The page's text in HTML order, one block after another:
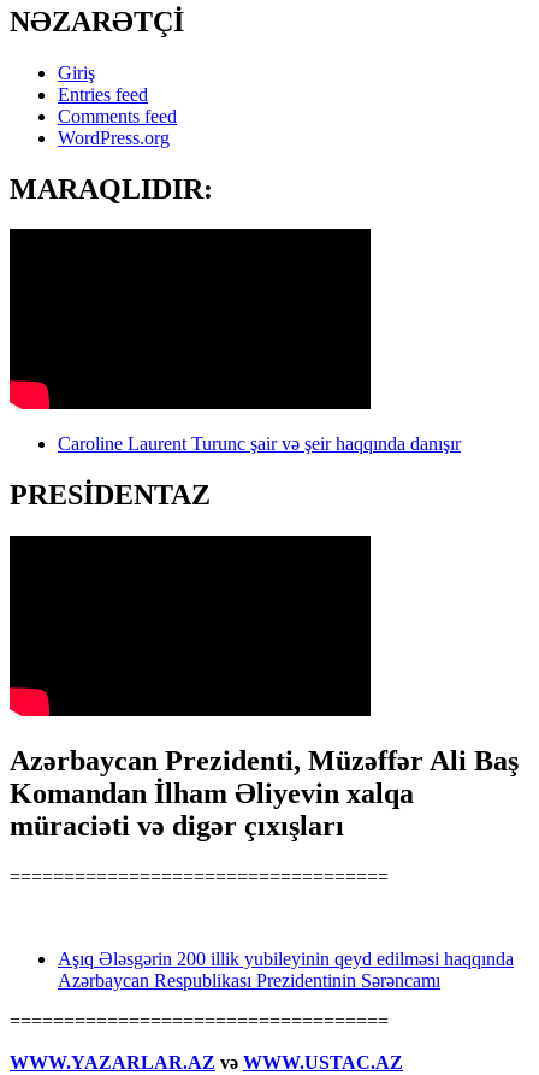
NƏZARƏTÇİ
Giriş
Entries feed
Comments feed
WordPress.org
MARAQLIDIR:
Caroline Laurent Turunc şair və şeir haqqında danışır
PRESİDENTAZ
Azərbaycan Prezidenti, Müzəffər Ali Baş
Komandan İlham Əliyevin xalqa
müraciəti və digər çıxışları
===================================
Aşıq Ələsgərin 200 illik yubileyinin qeyd edilməsi haqqında
Azərbaycan Respublikası Prezidentinin Sərəncamı
===================================
WWW.YAZARLAR.AZ və WWW.USTAC.AZ